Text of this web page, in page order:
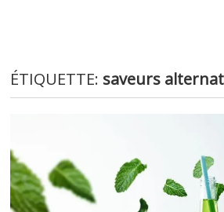
ÉTIQUETTE: saveurs